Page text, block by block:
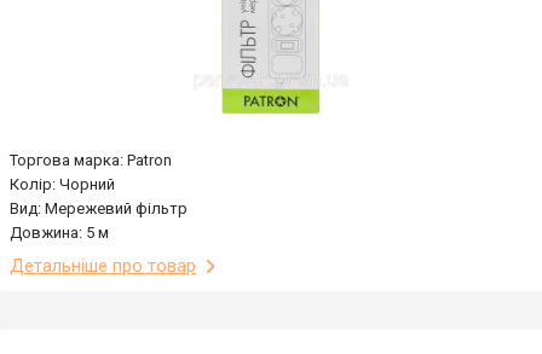
Торгова марка: Patron
Колір: Чорний
Вид: Мережевий фільтр
Довжина: 5 м
Детальніше про товар